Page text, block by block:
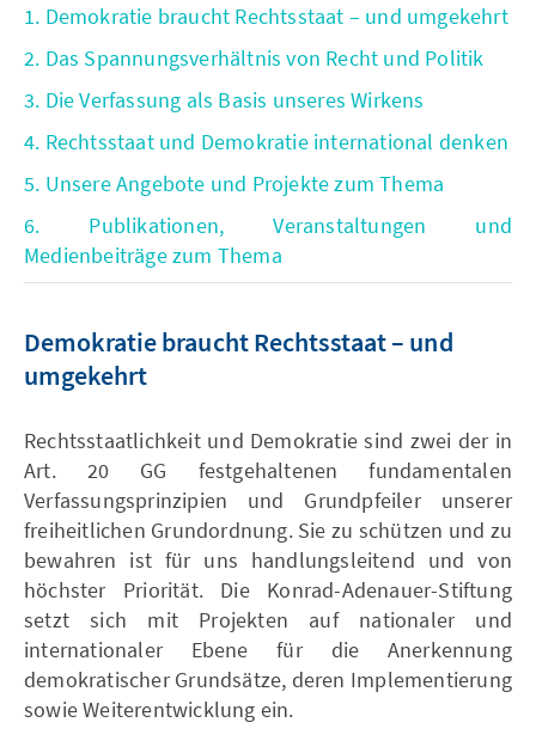
1. Demokratie braucht Rechtsstaat – und umgekehrt
2. Das Spannungsverhältnis von Recht und Politik
3. Die Verfassung als Basis unseres Wirkens
4. Rechtsstaat und Demokratie international denken
5. Unsere Angebote und Projekte zum Thema
6. Publikationen, Veranstaltungen und
Medienbeiträge zum Thema
Demokratie braucht Rechtsstaat – und
umgekehrt
Rechtsstaatlichkeit und Demokratie sind zwei der in
Art. 20 GG festgehaltenen fundamentalen
Verfassungsprinzipien und Grundpfeiler unserer
freiheitlichen Grundordnung. Sie zu schützen und zu
bewahren ist für uns handlungsleitend und von
höchster Priorität. Die Konrad-Adenauer-Stiftung
setzt sich mit Projekten auf nationaler und
internationaler Ebene für die Anerkennung
demokratischer Grundsätze, deren Implementierung
sowie Weiterentwicklung ein.